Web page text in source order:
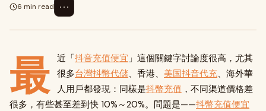
6 min read
⋯
最 近「抖音充值便宜」這個關鍵字討論度很高，尤其
很多台灣抖幣代儲、香港、 美国抖音代充、海外華
人用戶都發現：同樣是抖幣充值 ，不同渠道價格差
很多，有些甚至差到快 10%～20%。問題是——抖幣充值便宜